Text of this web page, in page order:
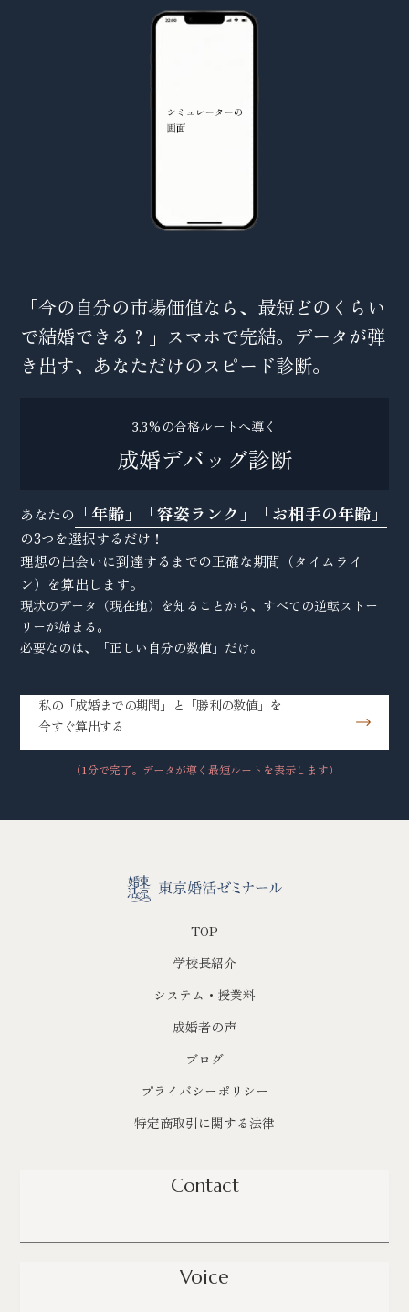
「今の自分の市場価値なら、最短どのくらい
で結婚できる？」スマホで完結。データが弾
き出す、あなただけのスピード診断。
3.3%の合格ルートへ導く
成婚デバッグ診断
あなたの 「年齢」「容姿ランク」「お相手の年齢」
の3つを選択するだけ！
理想の出会いに到達するまでの正確な期間（タイムライ
ン）を算出します。
現状のデータ（現在地）を知ることから、すべての逆転ストー
リーが始まる。
必要なのは、「正しい自分の数値」だけ。
私の「成婚までの期間」と「勝利の数値」を
今すぐ算出する
（1分で完了。データが導く最短ルートを表示します）
TOP
学校長紹介
システム・授業料
成婚者の声
ブログ
プライバシーポリシー
特定商取引に関する法律
Contact
Voice